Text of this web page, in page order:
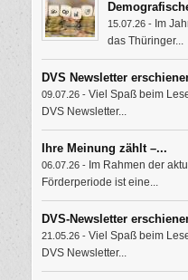
15.07.26 - Im
das Thüringer...
DVS Newsletter
09.07.26 - Viel Spaß beim
DVS Newsletter...
Ihre Meinung zählt –...
06.07.26 - Im Rahmen der
Förderperiode ist eine...
DVS-Newsletter
21.05.26 - Viel Spaß beim
DVS Newsletter...